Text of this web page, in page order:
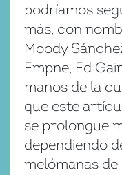
podríamos
más, con
Moody
Empne, Ed
manos de la
que este
se prolongue
dependiendo
melómanas de